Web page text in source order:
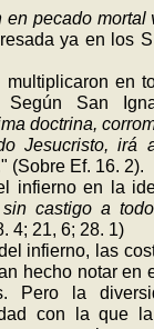
en pecado mortal
ya en los
en
Según San
doctrina,
Jesucristo, irá
(Sobre Ef. 16. 2).
infierno en la
castigo a
4; 21, 6; 28. 1)
infierno, las
hecho notar en
Pero la
con la que